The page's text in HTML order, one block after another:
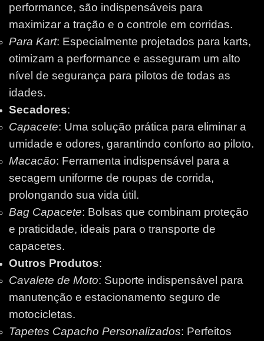
performance, são indispensáveis para
maximizar a tração e o controle em corridas.
Para Kart: Especialmente projetados para karts,
otimizam a performance e asseguram um alto
nível de segurança para pilotos de todas as
idades.
Secadores:
Capacete: Uma solução prática para eliminar a
umidade e odores, garantindo conforto ao piloto.
Macacão: Ferramenta indispensável para a
secagem uniforme de roupas de corrida,
prolongando sua vida útil.
Bag Capacete: Bolsas que combinam proteção
e praticidade, ideais para o transporte de
capacetes.
Outros Produtos:
Cavalete de Moto: Suporte indispensável para
manutenção e estacionamento seguro de
motocicletas.
Tapetes Capacho Personalizados: Perfeitos